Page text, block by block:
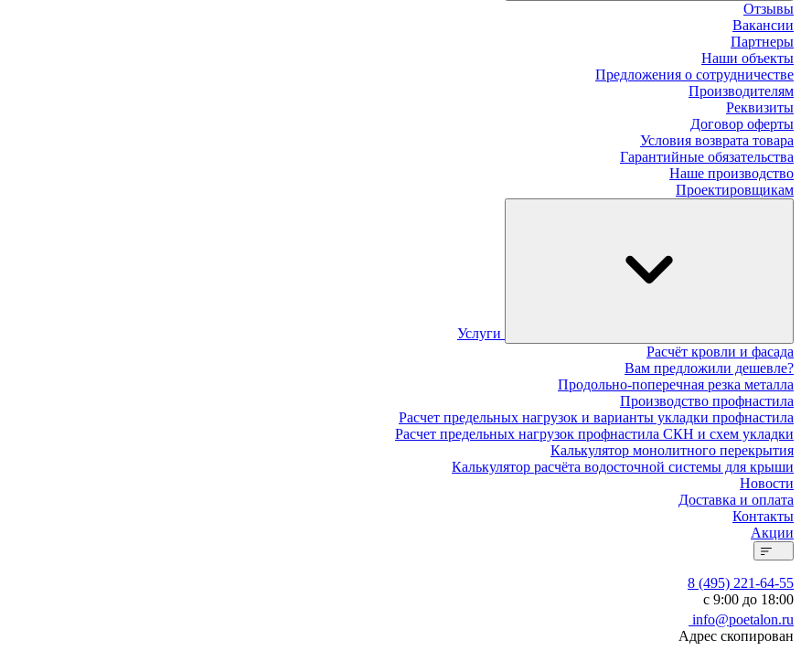
Отзывы
Вакансии
Партнеры
Наши объекты
Предложения о сотрудничестве
Производителям
Реквизиты
Договор оферты
Условия возврата товара
Гарантийные обязательства
Наше производство
Проектировщикам
Услуги
Расчёт кровли и фасада
Вам предложили дешевле?
Продольно-поперечная резка металла
Производство профнастила
Расчет предельных нагрузок и варианты укладки профнастила
Расчет предельных нагрузок профнастила СКН и схем укладки
Калькулятор монолитного перекрытия
Калькулятор расчёта водосточной системы для крыши
Новости
Доставка и оплата
Контакты
Акции
8 (495) 221-64-55
с 9:00 до 18:00
info@poetalon.ru
Адрес скопирован